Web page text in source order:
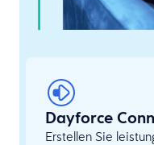
Dayforce
Erstellen Sie